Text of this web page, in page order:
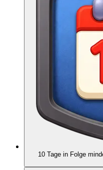
10 Tage in Folge